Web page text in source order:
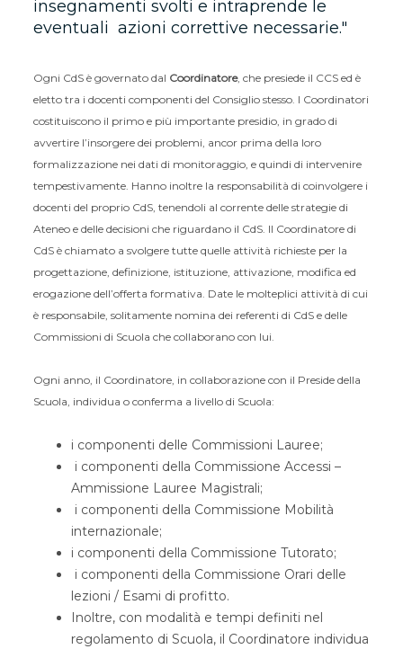
insegnamenti svolti e intraprende le
eventuali azioni correttive necessarie.
Ogni CdS è governato dal Coordinatore, che presiede il CCS ed è
eletto tra i docenti componenti del Consiglio stesso. I Coordinatori
costituiscono il primo e più importante presidio, in grado di
avvertire l’insorgere dei problemi, ancor prima della loro
formalizzazione nei dati di monitoraggio, e quindi di intervenire
tempestivamente. Hanno inoltre la responsabilità di coinvolgere i
docenti del proprio CdS, tenendoli al corrente delle strategie di
Ateneo e delle decisioni che riguardano il CdS. Il Coordinatore di
CdS è chiamato a svolgere tutte quelle attività richieste per la
progettazione, definizione, istituzione, attivazione, modifica ed
erogazione dell’offerta formativa. Date le molteplici attività di cui
è responsabile, solitamente nomina dei referenti di CdS e delle
Commissioni di Scuola che collaborano con lui.
Ogni anno, il Coordinatore, in collaborazione con il Preside della
Scuola, individua o conferma a livello di Scuola:
i componenti delle Commissioni Lauree;
i componenti della Commissione Accessi –
Ammissione Lauree Magistrali;
i componenti della Commissione Mobilità
internazionale;
i componenti della Commissione Tutorato;
i componenti della Commissione Orari delle
lezioni / Esami di profitto.
Inoltre, con modalità e tempi definiti nel
regolamento di Scuola, il Coordinatore individua